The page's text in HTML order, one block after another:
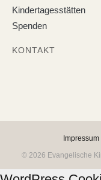
Kindertagesstätten
Spenden
KONTAKT
© 2026 Evangelische
Impressum